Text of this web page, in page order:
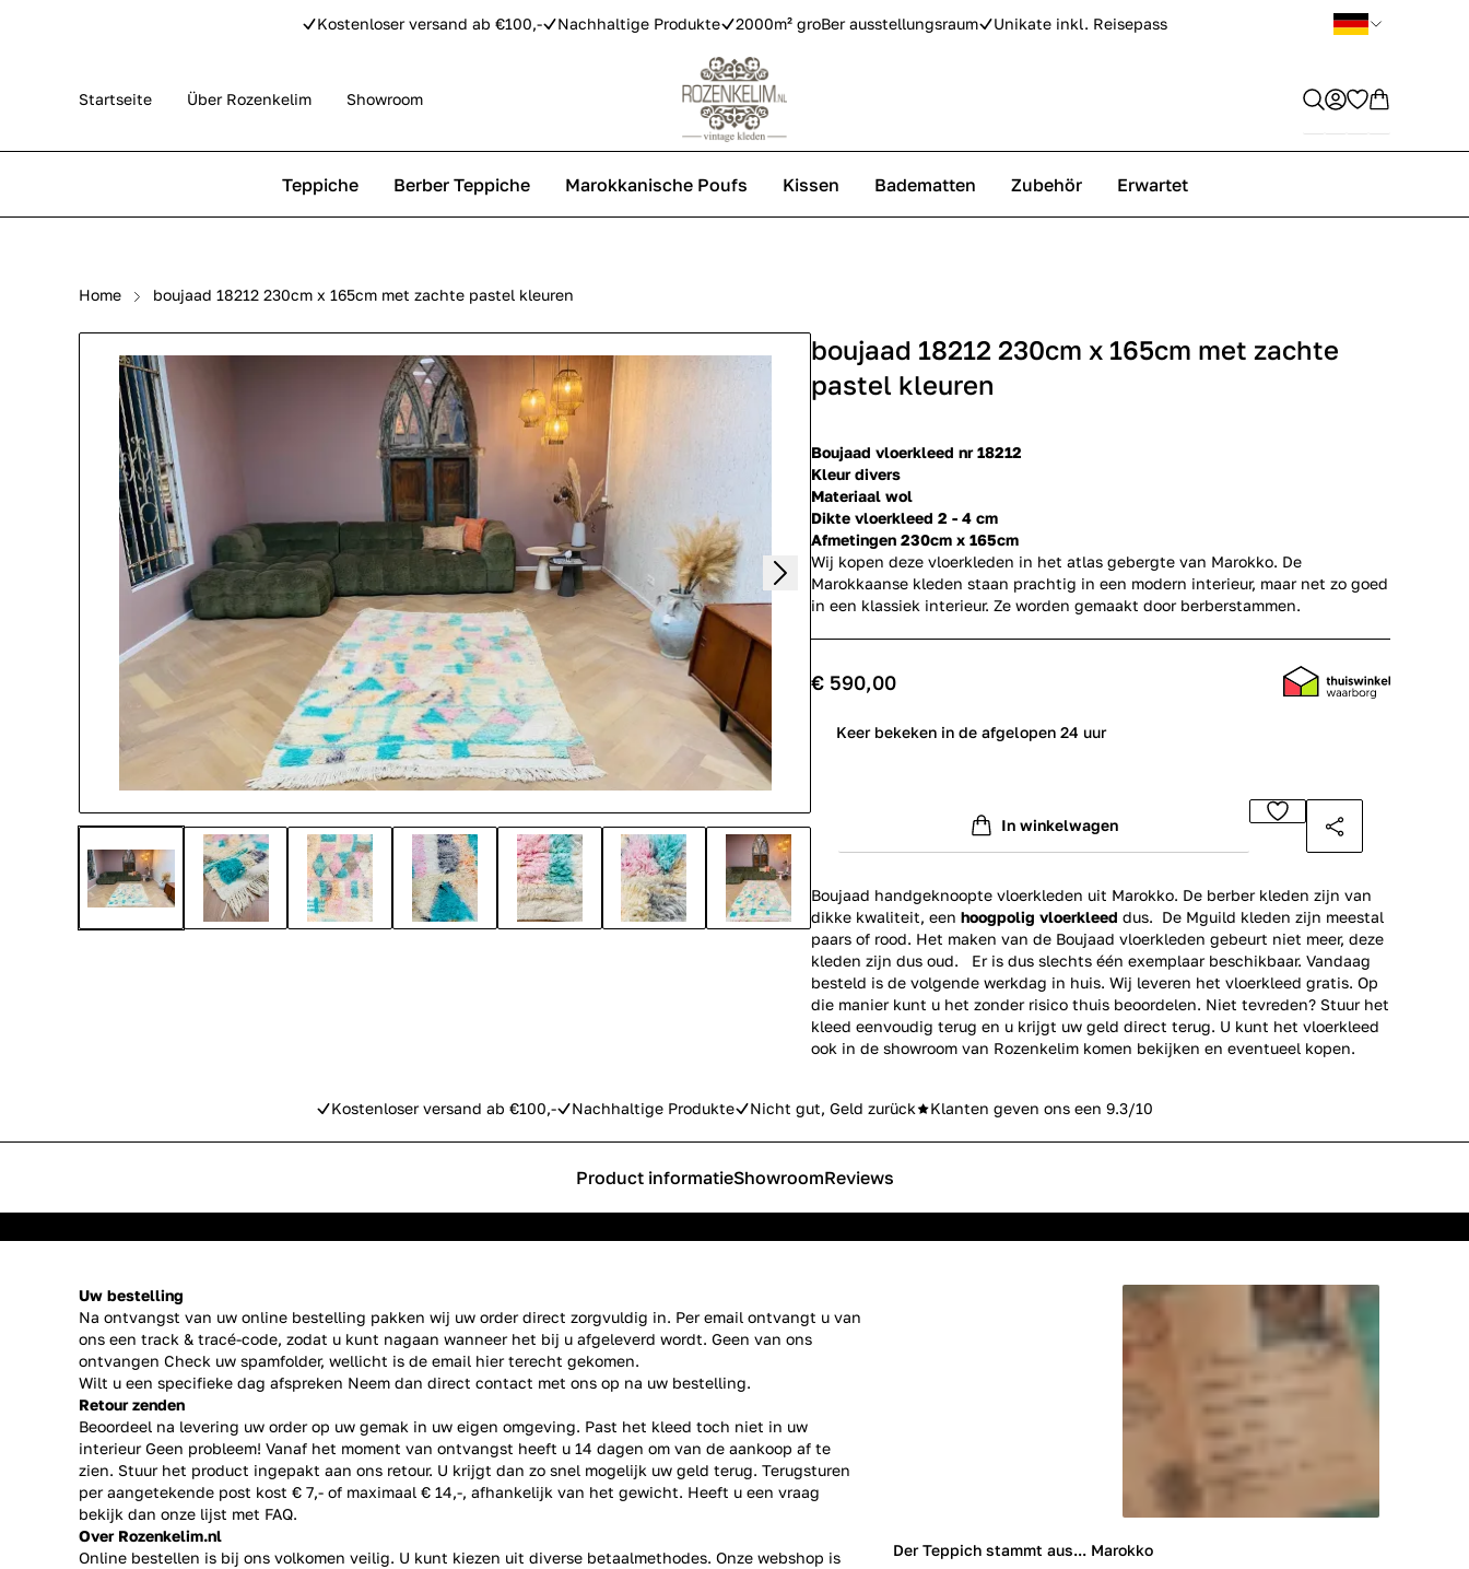
Kostenloser versand ab €100,- Nachhaltige Produkte 2000m² groBer ausstellungsraum Unikate inkl. Reisepass
Startseite Über Rozenkelim Showroom
Teppiche
Outdoor Teppiche
Perser Teppich Replica Teppiche
Pip Studio Teppiche
Berber Teppiche
Beni Ourain Teppiche
Beni Mguild Teppiche
Marokkanische Poufs Kissen Badematten Zubehör Erwartet
Home boujaad 18212 230cm x 165cm met zachte pastel kleuren
boujaad 18212 230cm x 165cm met zachte
pastel kleuren
Boujaad vloerkleed nr 18212
Kleur divers
Materiaal wol
Dikte vloerkleed 2 - 4 cm
Afmetingen 230cm x 165cm
Wij kopen deze vloerkleden in het atlas gebergte van Marokko. De
Marokkaanse kleden staan prachtig in een modern interieur, maar net zo goed
in een klassiek interieur. Ze worden gemaakt door berberstammen.
€ 590,00
Keer bekeken in de afgelopen 24 uur
In winkelwagen
Boujaad handgeknoopte vloerkleden uit Marokko. De berber kleden zijn van
dikke kwaliteit, een hoogpolig vloerkleed dus. De Mguild kleden zijn meestal
paars of rood. Het maken van de Boujaad vloerkleden gebeurt niet meer, deze
kleden zijn dus oud. Er is dus slechts één exemplaar beschikbaar. Vandaag
besteld is de volgende werkdag in huis. Wij leveren het vloerkleed gratis. Op
die manier kunt u het zonder risico thuis beoordelen. Niet tevreden? Stuur het
kleed eenvoudig terug en u krijgt uw geld direct terug. U kunt het vloerkleed
ook in de showroom van Rozenkelim komen bekijken en eventueel kopen.
Kostenloser versand ab €100,- Nachhaltige Produkte Nicht gut, Geld zurück Klanten geven ons een 9.3/10
Product informatieShowroomReviews
Uw bestelling
Na ontvangst van uw online bestelling pakken wij uw order direct zorgvuldig in. Per email ontvangt u van
ons een track & tracé-code, zodat u kunt nagaan wanneer het bij u afgeleverd wordt. Geen van ons
ontvangen Check uw spamfolder, wellicht is de email hier terecht gekomen.
Wilt u een specifieke dag afspreken Neem dan direct contact met ons op na uw bestelling.
Retour zenden
Beoordeel na levering uw order op uw gemak in uw eigen omgeving. Past het kleed toch niet in uw
interieur Geen probleem! Vanaf het moment van ontvangst heeft u 14 dagen om van de aankoop af te
zien. Stuur het product ingepakt aan ons retour. U krijgt dan zo snel mogelijk uw geld terug. Terugsturen
per aangetekende post kost € 7,- of maximaal € 14,-, afhankelijk van het gewicht. Heeft u een vraag
bekijk dan onze lijst met FAQ.
Over Rozenkelim.nl
Online bestellen is bij ons volkomen veilig. U kunt kiezen uit diverse betaalmethodes. Onze webshop is
Der Teppich stammt aus... Marokko